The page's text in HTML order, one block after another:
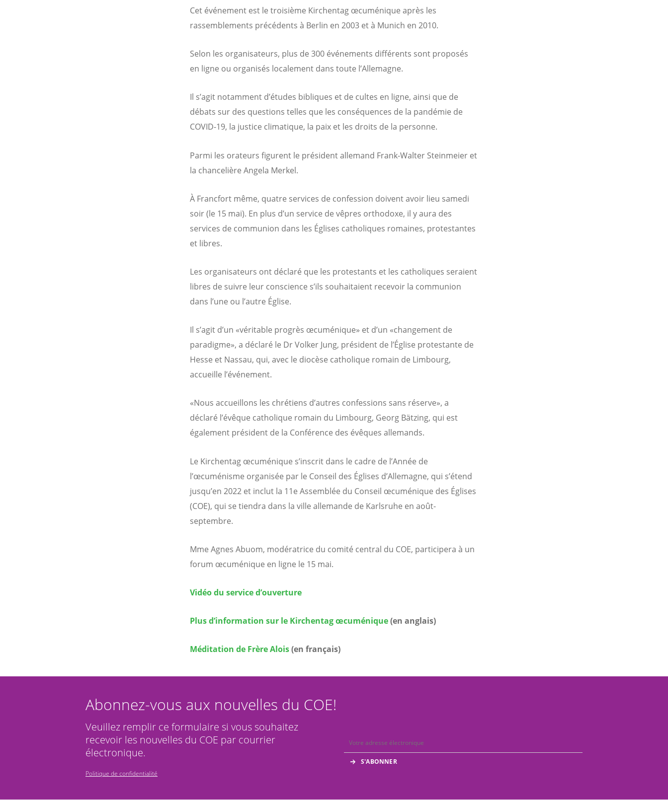
Cet événement est le troisième Kirchentag œcuménique après les
rassemblements précédents à Berlin en 2003 et à Munich en 2010.
Selon les organisateurs, plus de 300 événements différents sont proposés
en ligne ou organisés localement dans toute l’Allemagne.
Il s’agit notamment d’études bibliques et de cultes en ligne, ainsi que de
débats sur des questions telles que les conséquences de la pandémie de
COVID-19, la justice climatique, la paix et les droits de la personne.
Parmi les orateurs figurent le président allemand Frank-Walter Steinmeier et
la chancelière Angela Merkel.
À Francfort même, quatre services de confession doivent avoir lieu samedi
soir (le 15 mai). En plus d’un service de vêpres orthodoxe, il y aura des
services de communion dans les Églises catholiques romaines, protestantes
et libres.
Les organisateurs ont déclaré que les protestants et les catholiques seraient
libres de suivre leur conscience s’ils souhaitaient recevoir la communion
dans l’une ou l’autre Église.
Il s’agit d’un «véritable progrès œcuménique» et d’un «changement de
paradigme», a déclaré le Dr Volker Jung, président de l’Église protestante de
Hesse et Nassau, qui, avec le diocèse catholique romain de Limbourg,
accueille l’événement.
«Nous accueillons les chrétiens d’autres confessions sans réserve», a
déclaré l’évêque catholique romain du Limbourg, Georg Bätzing, qui est
également président de la Conférence des évêques allemands.
Le Kirchentag œcuménique s’inscrit dans le cadre de l’Année de
l’œcuménisme organisée par le Conseil des Églises d’Allemagne, qui s’étend
jusqu’en 2022 et inclut la 11e Assemblée du Conseil œcuménique des Églises
(COE), qui se tiendra dans la ville allemande de Karlsruhe en août-
septembre.
Mme Agnes Abuom, modératrice du comité central du COE, participera à un
forum œcuménique en ligne le 15 mai.
Vidéo du service d’ouverture
Plus d’information sur le Kirchentag œcuménique(en anglais)
Méditation de Frère Alois(en français)
Abonnez-vous aux nouvelles du COE!
Veuillez remplir ce formulaire si vous souhaitez
recevoir les nouvelles du COE par courrier
électronique.
Politique de confidentialité